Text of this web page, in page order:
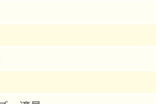
フィール
Page